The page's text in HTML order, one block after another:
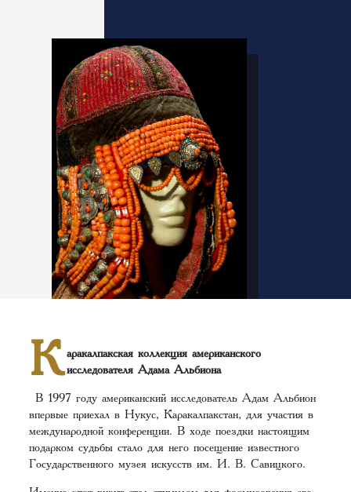
К аракалпакская коллекция американского
исследователя Адама Альбиона
В 1997 году американский исследователь Адам Альбион
впервые приехал в Нукус, Каракалпакстан, для участия в
международной конференции. В ходе поездки настоящим
подарком судьбы стало для него посещение известного
Государственного музея искусств им. И. В. Савицкого.